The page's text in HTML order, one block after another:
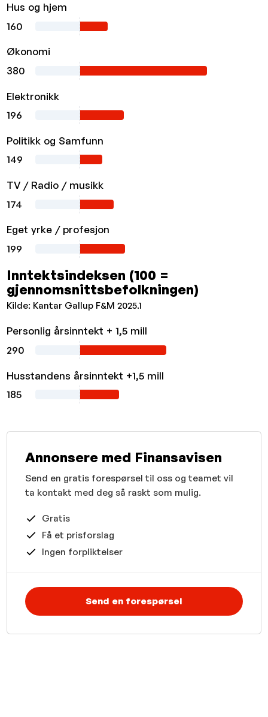
Hus og hjem
160
Økonomi
380
Elektronikk
196
Politikk og Samfunn
149
TV / Radio / musikk
174
Eget yrke / profesjon
199
Inntektsindeksen (100 =
gjennomsnittsbefolkningen)
Kilde: Kantar Gallup F&M 2025.1
Personlig årsinntekt + 1,5 mill
290
Husstandens årsinntekt +1,5 mill
185
Annonsere med Finansavisen
Send en gratis forespørsel til oss og teamet vil
ta kontakt med deg så raskt som mulig.
Gratis
Få et prisforslag
Ingen forpliktelser
Send en forespørsel